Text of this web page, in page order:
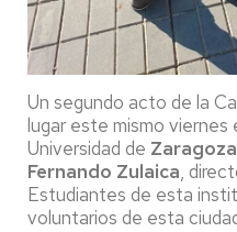
Un segundo acto de la
lugar este mismo viernes
Universidad de
Fernando Zulaica,
Estudiantes de esta
voluntarios de esta